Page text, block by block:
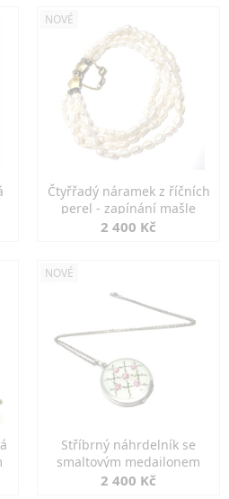
NOVÉ
Čtyřřadý náramek z říčních
perel - zapínání mašle
2 400 Kč
NOVÉ
Stříbrný náhrdelník se
smaltovým medailonem
2 400 Kč